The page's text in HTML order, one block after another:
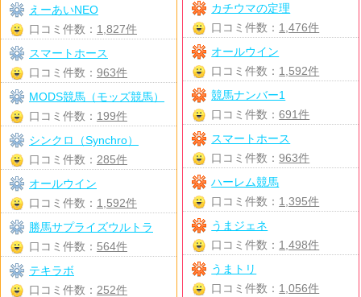
カチウマの定理
口コミ件数： 1,476件
オールウイン
口コミ件数： 1,592件
競馬ナンバー1
口コミ件数：691件
スマートホース
口コミ件数：963件
ハーレム競馬
口コミ件数： 1,395件
うまジェネ
口コミ件数： 1,498件
うまトリ
口コミ件数： 1,056件
えーあいNEO
口コミ件数： 1,827件
スマートホース
口コミ件数： 963件
MODS競馬（モッズ競馬）
口コミ件数： 199件
シンクロ（Synchro）
口コミ件数： 285件
オールウイン
口コミ件数： 1,592件
勝馬サプライズウルトラ
口コミ件数： 564件
テキラボ
口コミ件数： 252件